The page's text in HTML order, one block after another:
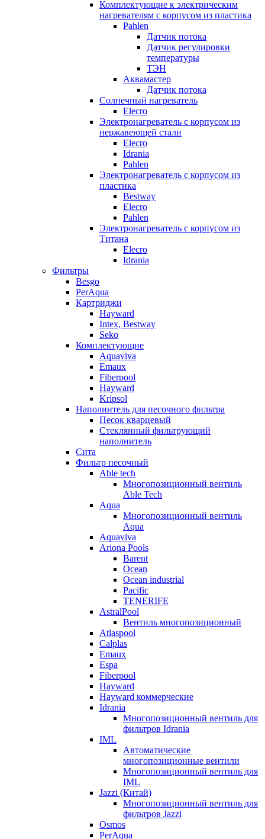
Комплектующие к электрическим
нагревателям с корпусом из пластика
Pahlen
Датчик потока
Датчик регулировки
температуры
ТЭН
Аквамастер
Датчик потока
Солнечный нагреватель
Elecro
Электронагреватель с корпусом из
нержавеющей стали
Elecro
Idrania
Pahlen
Электронагреватель с корпусом из
пластика
Bestway
Elecro
Pahlen
Электронагреватель с корпусом из
Титана
Elecro
Idrania
Фильтры
Besgo
PerAqua
Картриджи
Hayward
Intex, Bestway
Seko
Комплектующие
Aquaviva
Emaux
Fiberpool
Hayward
Kripsol
Наполнитель для песочного фильтра
Песок кварцевый
Стеклянный фильтрующий
наполнитель
Сита
Фильтр песочный
Able tech
Многопозиционный вентиль
Able Tech
Aqua
Многопозиционный вентиль
Aqua
Aquaviva
Ariona Pools
Barent
Ocean
Ocean industrial
Pacific
TENERIFE
AstralPool
Вентиль многопозиционный
Atlaspool
Calplas
Emaux
Espa
Fiberpool
Hayward
Hayward коммерческие
Idrania
Многопозиционный вентиль для
фильтров Idrania
IML
Автоматические
многопозиционные вентили
Многопозиционный вентиль для
IML
Jazzi (Китай)
Многопозиционный вентиль для
фильтров Jazzi
Osmos
PerAqua